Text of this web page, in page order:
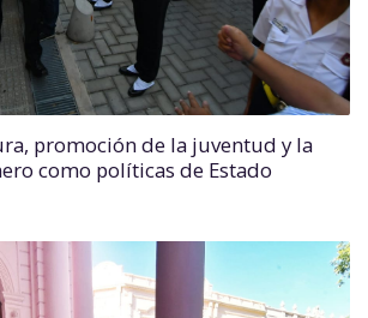
promoción de la juventud y la
como políticas de Estado